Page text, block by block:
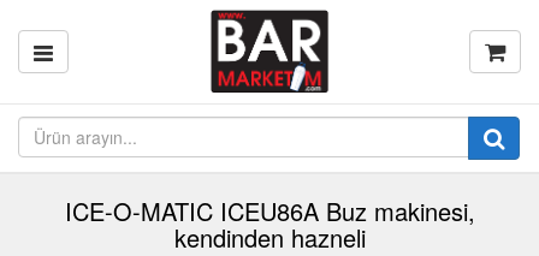
ICE-O-MATIC ICEU86A Buz makinesi,
kendinden hazneli